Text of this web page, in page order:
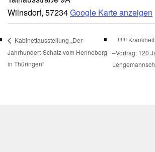
Wilnsdorf, 57234Google Karte anzeigen
Kabinettausstellung „Der
Jahrhundert-Schatz vom Henneberg
in Thüringen“
!!!!!!
–Vortrag: 120